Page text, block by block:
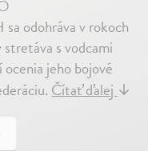
odohráva v rokoch
s vodcami
jeho bojové
Čítať ďalej ↓